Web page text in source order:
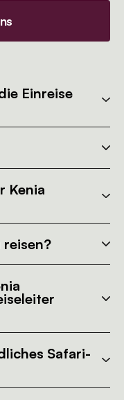
Einreise
Kenia
reisen?
Safari-